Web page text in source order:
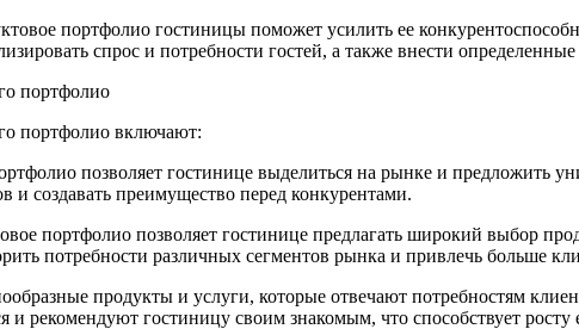
портфолио гостиницы поможет усилить ее
спрос и потребности гостей, а также внести
портфолио
портфолио включают:
позволяет гостинице выделиться на рынке и предложить
и создавать преимущество перед конкурентами.
портфолио позволяет гостинице предлагать широкий выбор
потребности различных сегментов рынка и привлечь больше
продукты и услуги, которые отвечают потребностям
и рекомендуют гостиницу своим знакомым, что способствует